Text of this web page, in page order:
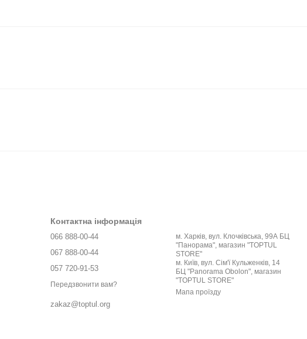
Контактна інформація
066 888-00-44
067 888-00-44
057 720-91-53
Передзвонити вам?
zakaz@toptul.org
м. Харків, вул. Клочківська, 99А БЦ
"Панорама", магазин "TOPTUL
STORE"
м. Київ, вул. Сім'ї Кульженків, 14
БЦ "Panorama Obolon", магазин
"TOPTUL STORE"
Мапа проїзду